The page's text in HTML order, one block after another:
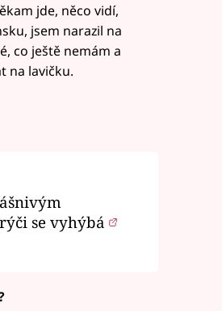
jde, něco vidí,
jsem narazil na
co ještě nemám a
na lavičku.
se vyhýbá